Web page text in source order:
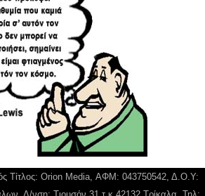
Τίτλος: Orion Media, ΑΦΜ: 043750542, Δ.Ο.Υ: